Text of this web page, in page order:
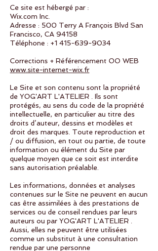
Ce site est hébergé par :
Wix.com Inc.
Adresse : 500 Terry A François Blvd San
Francisco, CA 94158
Téléphone : +1 415-639-9034
Corrections + Référencement OO WEB
www.site-internet-wix.fr
Le Site et son contenu sont la propriété
de YOG'ART L'ATELIER . Ils sont
protégés, au sens du code de la propriété
intellectuelle, en particulier au titre des
droits d’auteur, dessins et modèles et
droit des marques. Toute reproduction et
/ ou diffusion, en tout ou partie, de toute
information ou élément du Site par
quelque moyen que ce soit est interdite
sans autorisation préalable.
Les informations, données et analyses
contenues sur le Site ne peuvent en aucun
cas être assimilées à des prestations de
services ou de conseil rendues par leurs
auteurs ou par YOG'ART L'ATELIER .
Aussi, elles ne peuvent être utilisées
comme un substitut à une consultation
rendue par une personne